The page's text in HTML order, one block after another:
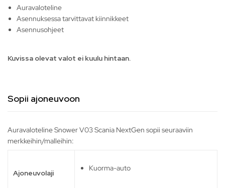
Auravaloteline
Asennuksessa tarvittavat kiinnikkeet
Asennusohjeet
Kuvissa olevat valot ei kuulu hintaan.
Sopii ajoneuvoon
Auravaloteline Snower V03 Scania NextGen sopii seuraaviin
merkkeihin/malleihin:
Ajoneuvolaji
Kuorma-auto